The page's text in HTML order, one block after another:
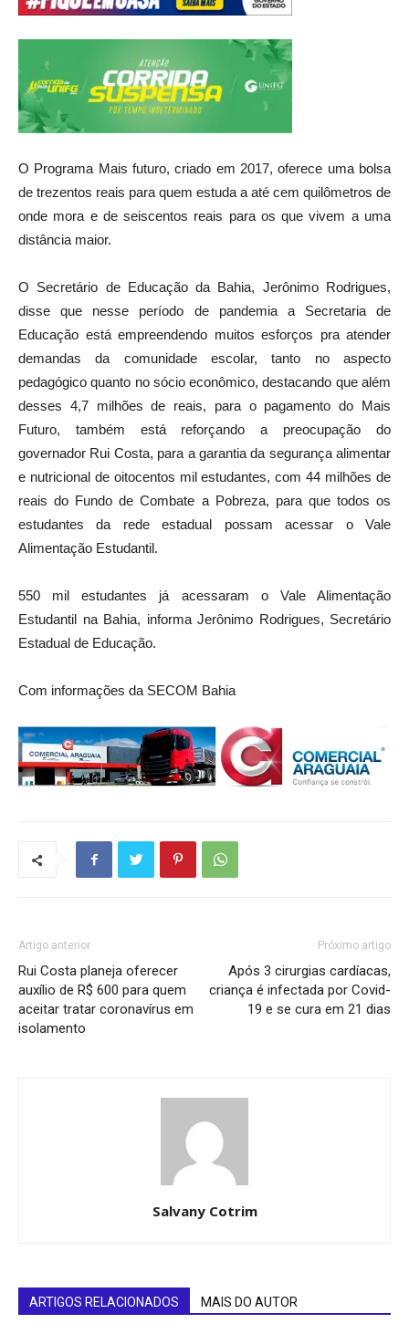
O Programa Mais futuro, criado em 2017, oferece uma bolsa
de trezentos reais para quem estuda a até cem quilômetros de
onde mora e de seiscentos reais para os que vivem a uma
distância maior.
O Secretário de Educação da Bahia, Jerônimo Rodrigues,
disse que nesse período de pandemia a Secretaria de
Educação está empreendendo muitos esforços pra atender
demandas da comunidade escolar, tanto no aspecto
pedagógico quanto no sócio econômico, destacando que além
desses 4,7 milhões de reais, para o pagamento do Mais
Futuro, também está reforçando a preocupação do
governador Rui Costa, para a garantia da segurança alimentar
e nutricional de oitocentos mil estudantes, com 44 milhões de
reais do Fundo de Combate a Pobreza, para que todos os
estudantes da rede estadual possam acessar o Vale
Alimentação Estudantil.
550 mil estudantes já acessaram o Vale Alimentação
Estudantil na Bahia, informa Jerônimo Rodrigues, Secretário
Estadual de Educação.
Com informações da SECOM Bahia
Artigo anterior
Rui Costa planeja oferecer
auxílio de R$ 600 para quem
aceitar tratar coronavírus em
isolamento
Próximo artigo
Após 3 cirurgias cardíacas,
criança é infectada por Covid-
19 e se cura em 21 dias
Salvany Cotrim
ARTIGOS RELACIONADOS MAIS DO AUTOR